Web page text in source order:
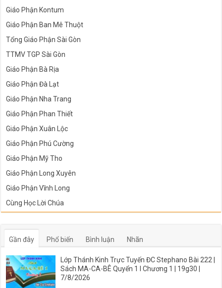
Giáo Phận Kontum
Giáo Phận Ban Mê Thuột
Tổng Giáo Phận Sài Gòn
TTMV TGP Sài Gòn
Giáo Phận Bà Rịa
Giáo Phận Đà Lạt
Giáo Phận Nha Trang
Giáo Phận Phan Thiết
Giáo Phận Xuân Lộc
Giáo Phận Phú Cường
Giáo Phận Mỹ Tho
Giáo Phận Long Xuyên
Giáo Phận Vĩnh Long
Cùng Học Lời Chúa
Gần đây Phổ biến Bình luận Nhãn
Lớp Thánh Kinh Trực Tuyến ĐC Stephano Bài 222 |
Sách MA-CA-BÊ Quyển 1 I Chương 1 | 19g30 |
7/8/2026